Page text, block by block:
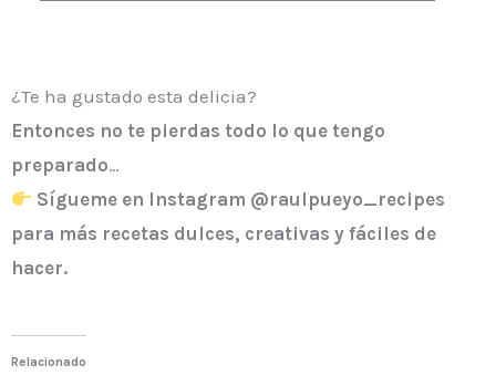
¿Te ha gustado esta delicia?
Entonces no te pierdas todo lo que tengo
preparado…
Sígueme en Instagram @raulpueyo_recipes
para más recetas dulces, creativas y fáciles de
hacer.
Relacionado